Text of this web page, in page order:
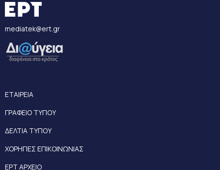
mediatek@ert.gr
ΕΤΑΙΡΕΙΑ
ΓΡΑΦΕΙΟ ΤΥΠΟΥ
ΔΕΛΤΙΑ ΤΥΠΟΥ
ΧΟΡΗΓΙΕΣ ΕΠΙΚΟΙΝΩΝΙΑΣ
ΕΡΤ ΑΡΧΕΙΟ